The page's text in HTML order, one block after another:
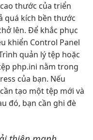
thước của triển
quá kích bền thước
lên. Để khắc phục
khiển Control Panel
quản lý tệp hoặc
php.ini nằm trong
của bạn. Nếu
tạo một tệp mới và
đó, bạn cần ghi đè